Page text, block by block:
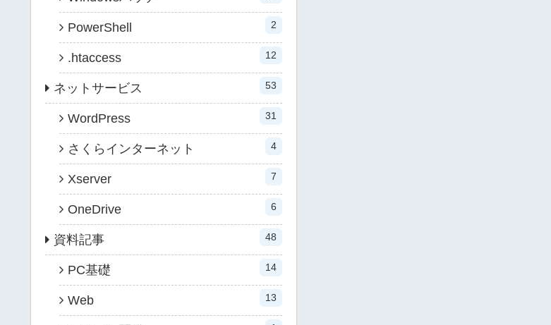
PowerShell 2
.htaccess 12
ネットサービス 53
WordPress 31
さくらインターネット 4
Xserver 7
OneDrive 6
資料記事 48
PC基礎 14
Web 13